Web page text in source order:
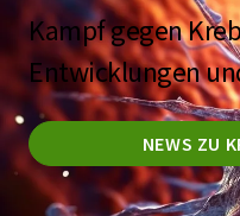
Kampf gegen
Entwicklungen
NEWS ZU